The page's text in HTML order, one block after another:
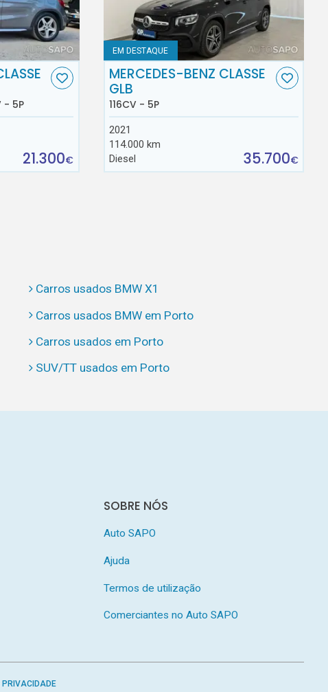
- 5P
21.300€
EM DESTAQUE
MERCEDES-BENZ CLASSE
GLB
116CV - 5P
2021
114.000 km
Diesel
35.700€
Carros usados BMW X1
Carros usados BMW em Porto
Carros usados em Porto
SUV/TT usados em Porto
SOBRE NÓS
Auto SAPO
Ajuda
Termos de utilização
Comerciantes no Auto SAPO
PRIVACIDADE